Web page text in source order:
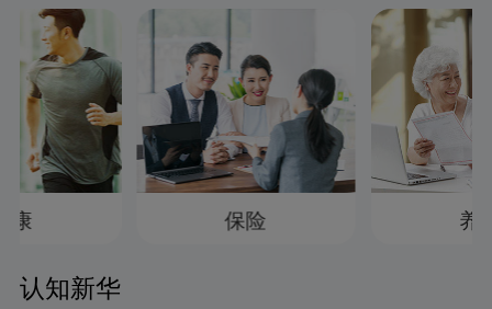
康 保险 养
认知新华